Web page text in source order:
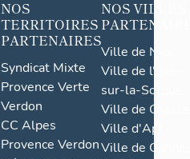
NOS
TERRITOIRES
PARTENAIRES
Syndicat Mixte
Provence Verte
Verdon
CC Alpes
Provence Verdon
NOS VILLES
Ville de Nice
Ville de l'Isle-
sur-la-Sorgue
Ville de Grasse
Ville d'Apt
Ville de